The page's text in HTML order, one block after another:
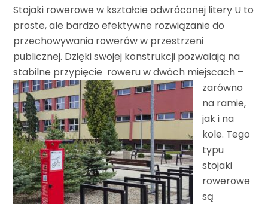
Stojaki rowerowe w kształcie odwróconej litery U to
proste, ale bardzo efektywne rozwiązanie do
przechowywania rowerów w przestrzeni
publicznej. Dzięki swojej konstrukcji pozwalają na
stabilne przypięcie roweru w dwóch miejscach –
zarówno
na ramie,
jak i na
kole. Tego
typu
stojaki
rowerowe
są